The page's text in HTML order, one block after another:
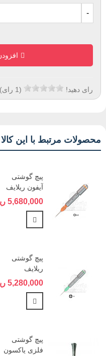
-
رای دهید! (
1 رای)
محصولات مرتبط با این کالا
پیچ گوشتی
آیفون ریلایف
RELIFE RL-
5,680,000 ریال
پیچ گوشتی
ریلایف
چهارسو
724
5,280,000 ریال
پیچ گوشتی
فلزی یاکسون